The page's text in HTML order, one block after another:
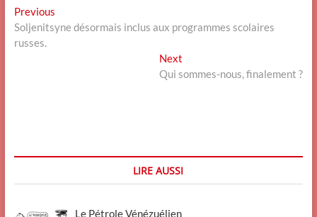
Navigation
de
PreviousPrevious
post:
Soljenitsyne désormais inclus aux programmes scolaires
russes.
Next
post:
Qui sommes-nous, finalement ?
LIRE AUSSI
Le Pétrole Vénézuélien